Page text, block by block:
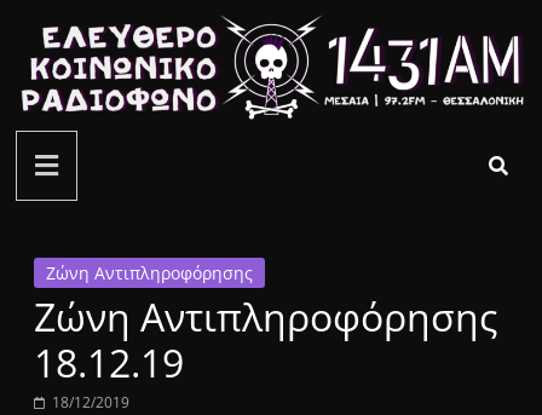
περιεχόμενο
ελεύθερο
κοινωνικό
ραδιόφωνο
1431AM
Ζώνη Αντιπληροφόρησης
Zώνη Αντιπληροφόρησης
18.12.19
18/12/2019